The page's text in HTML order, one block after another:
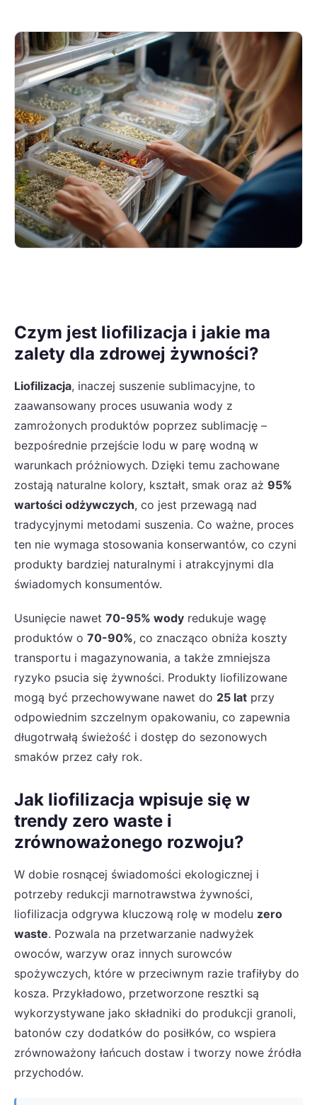
Czym jest liofilizacja i jakie ma
zalety dla zdrowej żywności?
Liofilizacja, inaczej suszenie sublimacyjne, to
zaawansowany proces usuwania wody z
zamrożonych produktów poprzez sublimację –
bezpośrednie przejście lodu w parę wodną w
warunkach próżniowych. Dzięki temu zachowane
zostają naturalne kolory, kształt, smak oraz aż 95%
wartości odżywczych, co jest przewagą nad
tradycyjnymi metodami suszenia. Co ważne, proces
ten nie wymaga stosowania konserwantów, co czyni
produkty bardziej naturalnymi i atrakcyjnymi dla
świadomych konsumentów.
Usunięcie nawet 70-95% wody redukuje wagę
produktów o 70-90%, co znacząco obniża koszty
transportu i magazynowania, a także zmniejsza
ryzyko psucia się żywności. Produkty liofilizowane
mogą być przechowywane nawet do 25 lat przy
odpowiednim szczelnym opakowaniu, co zapewnia
długotrwałą świeżość i dostęp do sezonowych
smaków przez cały rok.
Jak liofilizacja wpisuje się w
trendy zero waste i
zrównoważonego rozwoju?
W dobie rosnącej świadomości ekologicznej i
potrzeby redukcji marnotrawstwa żywności,
liofilizacja odgrywa kluczową rolę w modelu zero
waste. Pozwala na przetwarzanie nadwyżek
owoców, warzyw oraz innych surowców
spożywczych, które w przeciwnym razie trafiłyby do
kosza. Przykładowo, przetworzone resztki są
wykorzystywane jako składniki do produkcji granoli,
batonów czy dodatków do posiłków, co wspiera
zrównoważony łańcuch dostaw i tworzy nowe źródła
przychodów.